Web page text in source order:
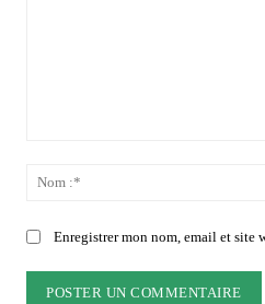
Enregistrer mon nom, email et site